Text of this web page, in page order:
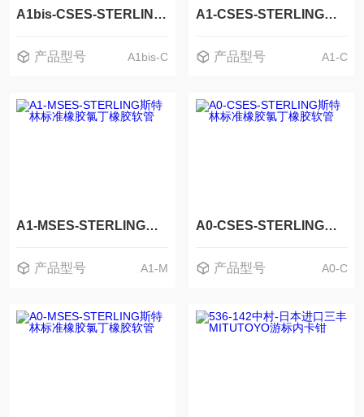
A1bis-CSES-STERLING斯特林标准橡胶氯丁橡胶软管
产品型号 A1bis-C
A1-CSES-STERLING斯特林标准橡胶氯丁橡胶软管
产品型号 A1-C
A1-MSES-STERLING斯特林标准橡胶氯丁橡胶软管
产品型号 A1-M
A0-CSES-STERLING斯特林标准橡胶氯丁橡胶软管
产品型号 A0-C